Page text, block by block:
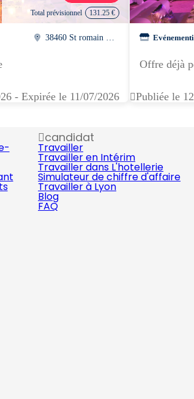
Total prévisionnel 131.25 €
- Expirée le 11/07/2026
Offre déjà
Publiée le
candidat
Travailler
Travailler en Intérim
Travailler dans L'hotellerie
Simulateur de chiffre d'affaire
Travailler à Lyon
Blog
FAQ